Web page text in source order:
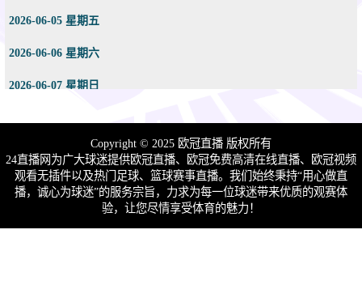
2026-06-05 星期五
2026-06-06 星期六
2026-06-07 星期日
2026-06-09 星期二
Copyright © 2025 欧冠直播 版权所有
24直播网为广大球迷提供欧冠直播、欧冠免费高清在线直播、欧冠视频
观看无插件以及热门足球、篮球赛事直播。我们始终秉持“用心做直
播，诚心为球迷”的服务宗旨，力求为每一位球迷带来优质的观赛体
验，让您尽情享受体育的魅力！